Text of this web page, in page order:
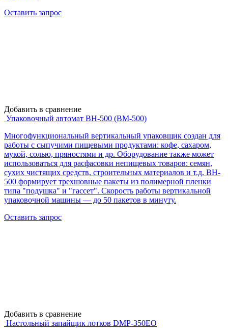
Оставить запрос
Добавить в сравнение
Упаковочный автомат BH-500 (BM-500)
Многофункциональный вертикальный упаковщик создан для
работы с сыпучими пищевыми продуктами: кофе, сахаром,
мукой, солью, пряностями и др. Оборудование также может
использоваться для расфасовки непищевых товаров: семян,
сухих чистящих средств, строительных материалов и т.д. BH-
500 формирует трехшовные пакеты из полимерной пленки
типа "подушка" и "гассет". Скорость работы вертикальной
упаковочной машины — до 50 пакетов в минуту.
Оставить запрос
Добавить в сравнение
Настольный запайщик лотков DMP-350EO